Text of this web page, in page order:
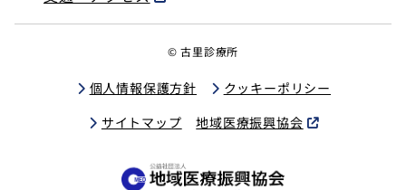
© 古里診療所
個人情報保護方針
クッキーポリシー
サイトマップ
地域医療振興協会